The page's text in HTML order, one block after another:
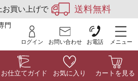
お買い上げで 送料無料
門
ログイン お問い合わせ お電話 メニュー
お仕立てガイド お気に入り カートを見る